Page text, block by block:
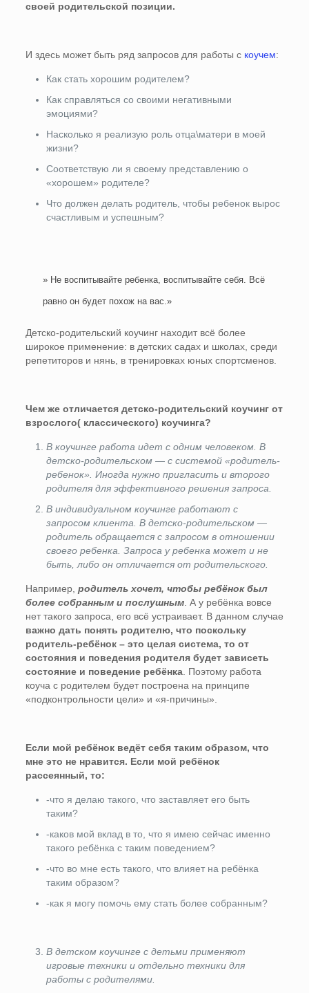
своей родительской позиции.
И здесь может быть ряд запросов для работы с коучем:
Как стать хорошим родителем?
Как справляться со своими негативными
эмоциями?
Насколько я реализую роль отца\матери в моей
жизни?
Соответствую ли я своему представлению о
«хорошем» родителе?
Что должен делать родитель, чтобы ребенок вырос
счастливым и успешным?
» Не воспитывайте ребенка, воспитывайте себя. Всё
равно он будет похож на вас.»
Детско-родительский коучинг находит всё более
широкое применение: в детских садах и школах, среди
репетиторов и нянь, в тренировках юных спортсменов.
Чем же отличается детско-родительский коучинг от
взрослого( классического) коучинга?
В коучинге работа идет с одним человеком. В
детско-родительском — с системой «родитель-
ребенок». Иногда нужно пригласить и второго
родителя для эффективного решения запроса.
В индивидуальном коучинге работают с
запросом клиента. В детско-родительском —
родитель обращается с запросом в отношении
своего ребенка. Запроса у ребенка может и не
быть, либо он отличается от родительского.
Например, родитель хочет, чтобы ребёнок был
более собранным и послушным. А у ребёнка вовсе
нет такого запроса, его всё устраивает. В данном случае
важно дать понять родителю, что поскольку
родитель-ребёнок – это целая система, то от
состояния и поведения родителя будет зависеть
состояние и поведение ребёнка. Поэтому работа
коуча с родителем будет построена на принципе
«подконтрольности цели» и «я-причины».
Если мой ребёнок ведёт себя таким образом, что
мне это не нравится. Если мой ребёнок
рассеянный, то:
-что я делаю такого, что заставляет его быть
таким?
-каков мой вклад в то, что я имею сейчас именно
такого ребёнка с таким поведением?
-что во мне есть такого, что влияет на ребёнка
таким образом?
-как я могу помочь ему стать более собранным?
В детском коучинге с детьми применяют
игровые техники и отдельно техники для
работы с родителями.